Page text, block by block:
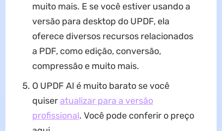
muito mais. E se você estiver usando a
versão para desktop do UPDF, ela
oferece diversos recursos relacionados
a PDF, como edição, conversão,
compressão e muito mais.
O UPDF AI é muito barato se você
quiseratualizar para a versão
profissional. Você pode conferir o preço